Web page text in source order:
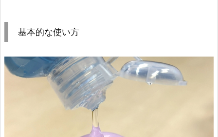
基本的な使い方